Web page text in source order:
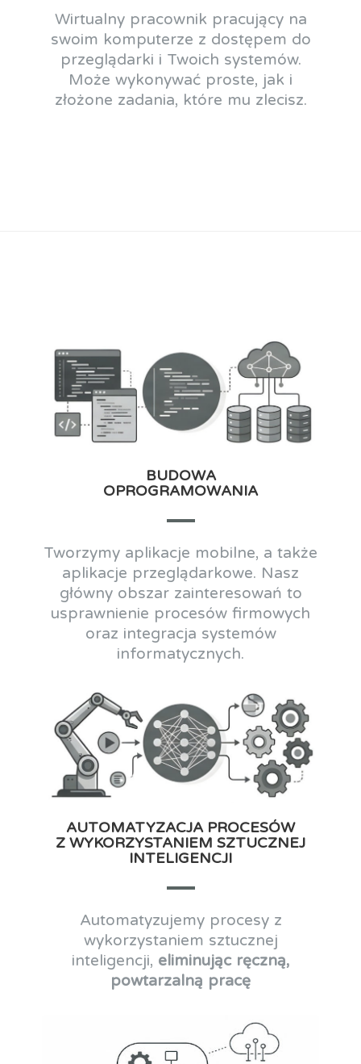
Wirtualny pracownik pracujący na
swoim komputerze z dostępem do
przeglądarki i Twoich systemów.
Może wykonywać proste, jak i
złożone zadania, które mu zlecisz.
BUDOWA
OPROGRAMOWANIA
Tworzymy aplikacje mobilne, a także
aplikacje przeglądarkowe. Nasz
główny obszar zainteresowań to
usprawnienie procesów firmowych
oraz integracja systemów
informatycznych.
AUTOMATYZACJA PROCESÓW
Z WYKORZYSTANIEM SZTUCZNEJ
INTELIGENCJI
Automatyzujemy procesy z
wykorzystaniem sztucznej
inteligencji, eliminując ręczną,
powtarzalną pracę